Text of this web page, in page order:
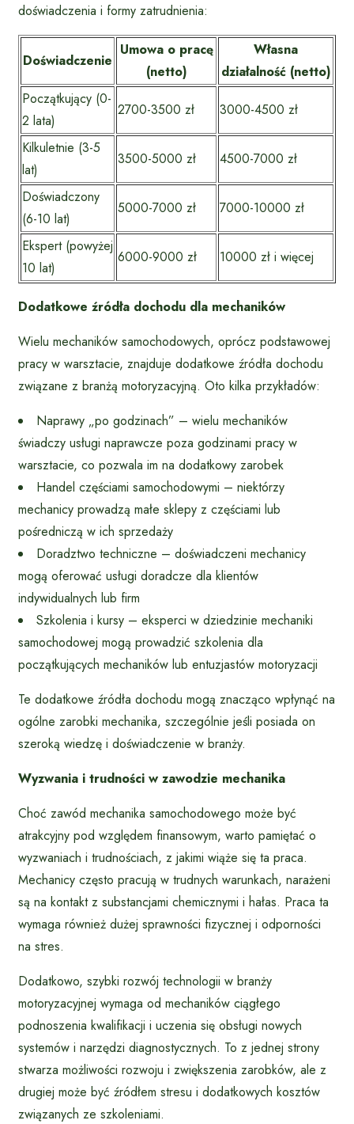
doświadczenia i formy zatrudnienia:
Doświadczenie
Umowa o pracę
(netto)
Własna
działalność (netto)
Początkujący (0-
2 lata)
2700-3500 zł 3000-4500 zł
Kilkuletnie (3-5
lat)
3500-5000 zł 4500-7000 zł
Doświadczony
(6-10 lat)
5000-7000 zł 7000-10000 zł
Ekspert (powyżej
10 lat)
6000-9000 zł 10000 zł i więcej
Dodatkowe źródła dochodu dla mechaników
Wielu mechaników samochodowych, oprócz podstawowej
pracy w warsztacie, znajduje dodatkowe źródła dochodu
związane z branżą motoryzacyjną. Oto kilka przykładów:
Naprawy „po godzinach” – wielu mechaników
świadczy usługi naprawcze poza godzinami pracy w
warsztacie, co pozwala im na dodatkowy zarobek
Handel częściami samochodowymi – niektórzy
mechanicy prowadzą małe sklepy z częściami lub
pośredniczą w ich sprzedaży
Doradztwo techniczne – doświadczeni mechanicy
mogą oferować usługi doradcze dla klientów
indywidualnych lub firm
Szkolenia i kursy – eksperci w dziedzinie mechaniki
samochodowej mogą prowadzić szkolenia dla
początkujących mechaników lub entuzjastów motoryzacji
Te dodatkowe źródła dochodu mogą znacząco wpłynąć na
ogólne zarobki mechanika, szczególnie jeśli posiada on
szeroką wiedzę i doświadczenie w branży.
Wyzwania i trudności w zawodzie mechanika
Choć zawód mechanika samochodowego może być
atrakcyjny pod względem finansowym, warto pamiętać o
wyzwaniach i trudnościach, z jakimi wiąże się ta praca.
Mechanicy często pracują w trudnych warunkach, narażeni
są na kontakt z substancjami chemicznymi i hałas. Praca ta
wymaga również dużej sprawności fizycznej i odporności
na stres.
Dodatkowo, szybki rozwój technologii w branży
motoryzacyjnej wymaga od mechaników ciągłego
podnoszenia kwalifikacji i uczenia się obsługi nowych
systemów i narzędzi diagnostycznych. To z jednej strony
stwarza możliwości rozwoju i zwiększenia zarobków, ale z
drugiej może być źródłem stresu i dodatkowych kosztów
związanych ze szkoleniami.